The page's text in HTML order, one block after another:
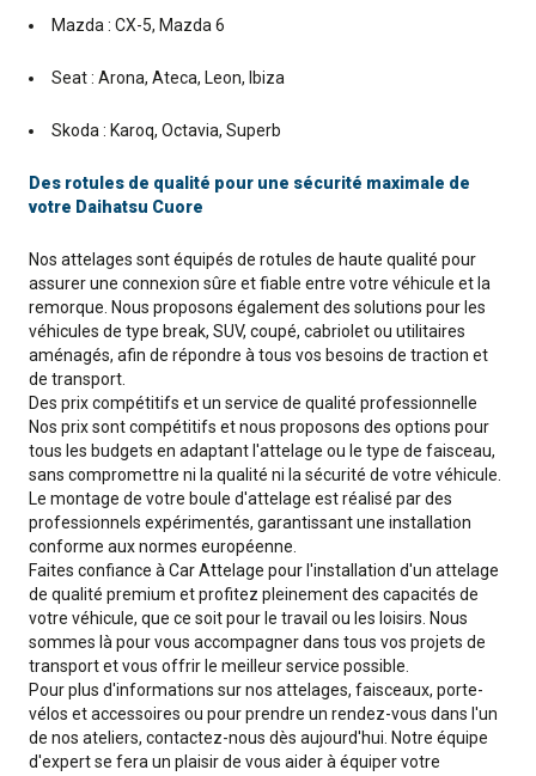
Mazda : CX-5, Mazda 6
Seat : Arona, Ateca, Leon, Ibiza
Skoda : Karoq, Octavia, Superb
Des rotules de qualité pour une sécurité maximale de
votre Daihatsu Cuore
Nos attelages sont équipés de rotules de haute qualité pour
assurer une connexion sûre et fiable entre votre véhicule et la
remorque. Nous proposons également des solutions pour les
véhicules de type break, SUV, coupé, cabriolet ou utilitaires
aménagés, afin de répondre à tous vos besoins de traction et
de transport.
Des prix compétitifs et un service de qualité professionnelle
Nos prix sont compétitifs et nous proposons des options pour
tous les budgets en adaptant l'attelage ou le type de faisceau,
sans compromettre ni la qualité ni la sécurité de votre véhicule.
Le montage de votre boule d'attelage est réalisé par des
professionnels expérimentés, garantissant une installation
conforme aux normes européenne.
Faites confiance à Car Attelage pour l'installation d'un attelage
de qualité premium et profitez pleinement des capacités de
votre véhicule, que ce soit pour le travail ou les loisirs. Nous
sommes là pour vous accompagner dans tous vos projets de
transport et vous offrir le meilleur service possible.
Pour plus d'informations sur nos attelages, faisceaux, porte-
vélos et accessoires ou pour prendre un rendez-vous dans l'un
de nos ateliers, contactez-nous dès aujourd'hui. Notre équipe
d'expert se fera un plaisir de vous aider à équiper votre